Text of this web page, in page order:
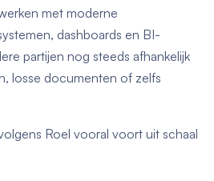
met moderne
dashboards en BI-
partijen nog steeds afhankelijk
losse documenten of zelfs
Roel vooral voort uit schaal